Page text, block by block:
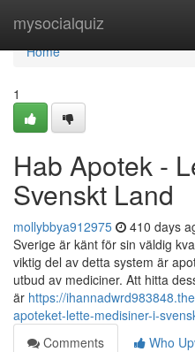
mysocialquiz
Home
Home
1
Hab Apotek -
Svenskt Land
mollybbya912975 410 days
Sverige är känt för sin väldig
viktig del av detta system är
utbud av mediciner. Att hitta
är https://
apoteket-lette-medisiner-i-
Comments
Who